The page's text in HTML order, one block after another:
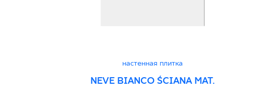
настенная плитка
NEVE BIANCO ŚCIANA MAT.